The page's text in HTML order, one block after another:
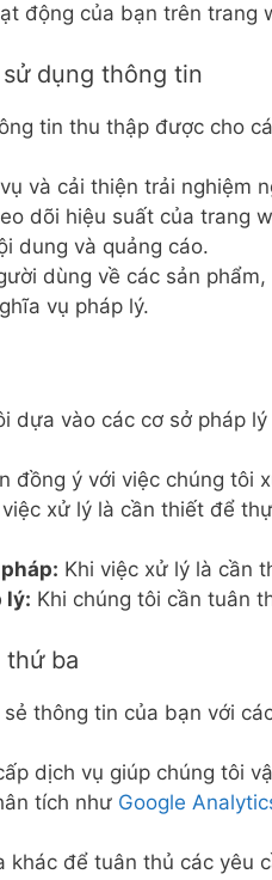
động của bạn trên trang
dụng thông tin
tin thu thập được cho
và cải thiện trải nghiệm
dõi hiệu suất của trang
dung và quảng cáo.
dùng về các sản
vụ pháp lý.
dựa vào các cơ sở pháp
đồng ý với việc chúng tôi
việc xử lý là cần thiết để
Khi việc xử lý là cần
lý: Khi chúng tôi cần tuân
thứ ba
thông tin của bạn với
dịch vụ giúp chúng tôi
tích như Google
khác để tuân thủ các yêu